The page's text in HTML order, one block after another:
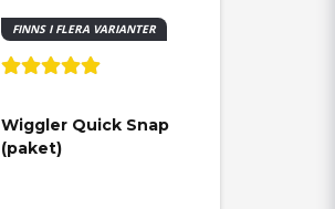
FINNS I FLERA VARIANTER
Wiggler Quick Snap
(paket)